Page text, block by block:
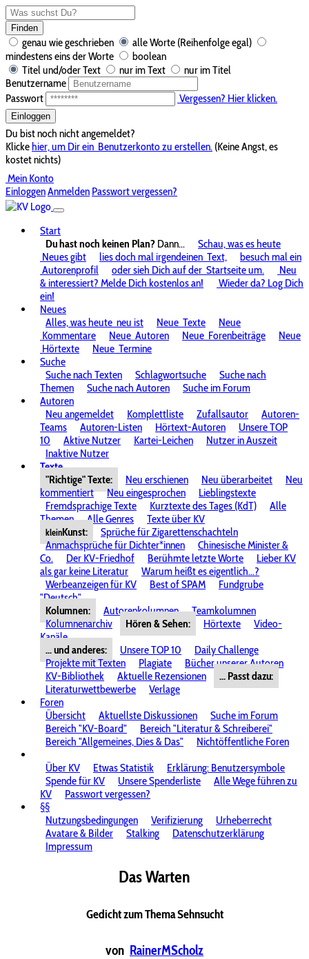
Finden
genau wie geschrieben
alle Worte (Reihenfolge egal)
mindestens eins der Worte
boolean
Titel und/oder Text
nur im Text
nur im Titel
Benutzername
Passwort
Vergessen? Hier klicken.
Einloggen
Du bist noch nicht angemeldet?
Klickehier, um Dir ein Benutzerkonto zu erstellen. (Keine Angst, es
kostet nichts)
Mein Konto
EinloggenAnmelden Passwort vergessen?
Start
Du hast noch keinen Plan? Dann...
Schau, was es heute
Neues gibt
lies doch mal irgendeinen Text,
besuch mal ein
Autorenprofil
oder sieh Dich auf der Startseite um.
Neu
& interessiert? Melde Dich kostenlos an!
Wieder da? Log Dich
ein!
Neues
Alles, was heute neu ist Neue Texte
Neue
Kommentare
Neue Autoren Neue Forenbeiträge
Neue
Hörtexte
Neue Termine
Suche
Suche nach Texten
Schlagwortsuche
Suche nach
Themen
Suche nach Autoren
Suche im Forum
Autoren
Neu angemeldet
Komplettliste Zufallsautor
Autoren-
Teams
Autoren-Listen Hörtext-Autoren
Unsere TOP
10
Aktive Nutzer Kartei-Leichen
Nutzer in Auszeit
Inaktive Nutzer
Texte
"Richtige" Texte:
Neu erschienen Neu überarbeitet
Neu
kommentiert
Neu eingesprochen
Lieblingstexte
Fremdsprachige Texte
Kurztexte des Tages (KdT)
Alle
Themen
Alle Genres Texte über KV
kleinKunst:
Sprüche für Zigarettenschachteln
Anmachsprüche für Dichter*innen
Chinesische Minister &
Co.
Der KV-Friedhof Berühmte letzte Worte
Lieber KV
als gar keine Literatur
Warum heißt es eigentlich...?
Werbeanzeigen für KV
Best of SPAM
Fundgrube
"Deutsch"
Kolumnen:
Autorenkolumnen
Teamkolumnen
Kolumnenarchiv
Hören & Sehen: Hörtexte
Video-
Kanäle
... und anderes:
Unsere TOP 10
Daily Challenge
Projekte mit Texten
Plagiate
Bücher unserer Autoren
KV-Bibliothek
Aktuelle Rezensionen
... Passt dazu:
Literaturwettbewerbe
Verlage
Foren
Übersicht
Aktuellste Diskussionen
Suche im Forum
Bereich "KV-Board"
Bereich "Literatur & Schreiberei"
Bereich "Allgemeines, Dies & Das"
Nichtöffentliche Foren
Über KV
Etwas Statistik
Erklärung: Benutzersymbole
Spende für KV
Unsere Spenderliste
Alle Wege führen zu
KV
Passwort vergessen?
§§
Nutzungsbedingungen
Verifizierung
Urheberrecht
Avatare & Bilder
Stalking
Datenschutzerklärung
Impressum
Das Warten
Gedicht zum Thema Sehnsucht
von RainerMScholz